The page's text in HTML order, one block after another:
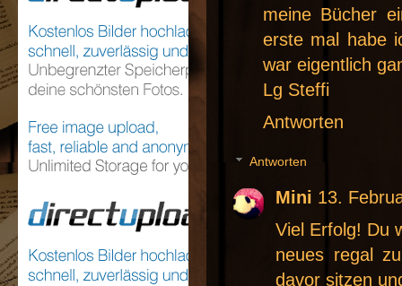
meine Bücher
erste mal habe
war eigentlich
Lg Steffi
Antworten
Antworten
Mini 13.
Viel Erfolg! Du
neues regal
davor sitzen